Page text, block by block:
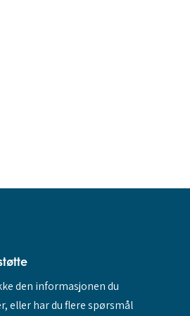
den informasjonen du
eller har du flere spørsmål